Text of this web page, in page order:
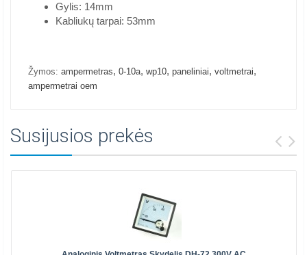
Gylis: 14mm
Kabliukų tarpai: 53mm
Žymos: ampermetras, 0-10a, wp10, paneliniai, voltmetrai,
ampermetrai oem
Susijusios prekės